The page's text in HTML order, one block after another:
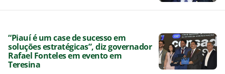
“Piauí é um case de sucesso em
soluções estratégicas”, diz governador
Rafael Fonteles em evento em
Teresina